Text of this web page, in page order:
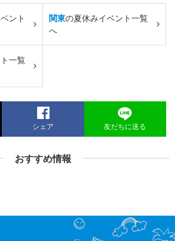
ント
関東の夏休みイベント一覧
へ
一覧
シェア 友だちに送る
おすすめ情報